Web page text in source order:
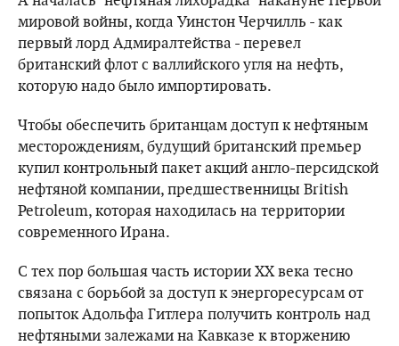
мировой войны, когда Уинстон Черчилль - как
первый лорд Адмиралтейства - перевел
британский флот с валлийского угля на нефть,
которую надо было импортировать.
Чтобы обеспечить британцам доступ к нефтяным
месторождениям, будущий британский премьер
купил контрольный пакет акций англо-персидской
нефтяной компании, предшественницы British
Petroleum, которая находилась на территории
современного Ирана.
С тех пор большая часть истории XX века тесно
связана с борьбой за доступ к энергоресурсам от
попыток Адольфа Гитлера получить контроль над
нефтяными залежами на Кавказе к вторжению